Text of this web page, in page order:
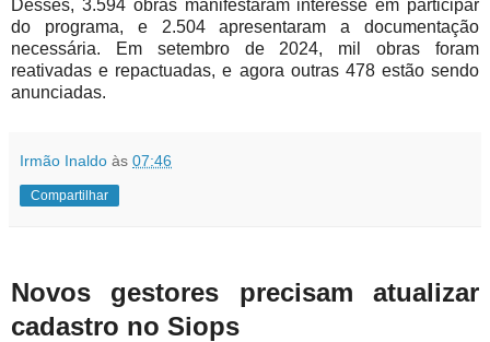
Desses, 3.594 obras manifestaram interesse em participar
do programa, e 2.504 apresentaram a documentação
necessária. Em setembro de 2024, mil obras foram
reativadas e repactuadas, e agora outras 478 estão sendo
anunciadas.
Irmão Inaldo às 07:46
Compartilhar
Novos gestores precisam atualizar
cadastro no Siops